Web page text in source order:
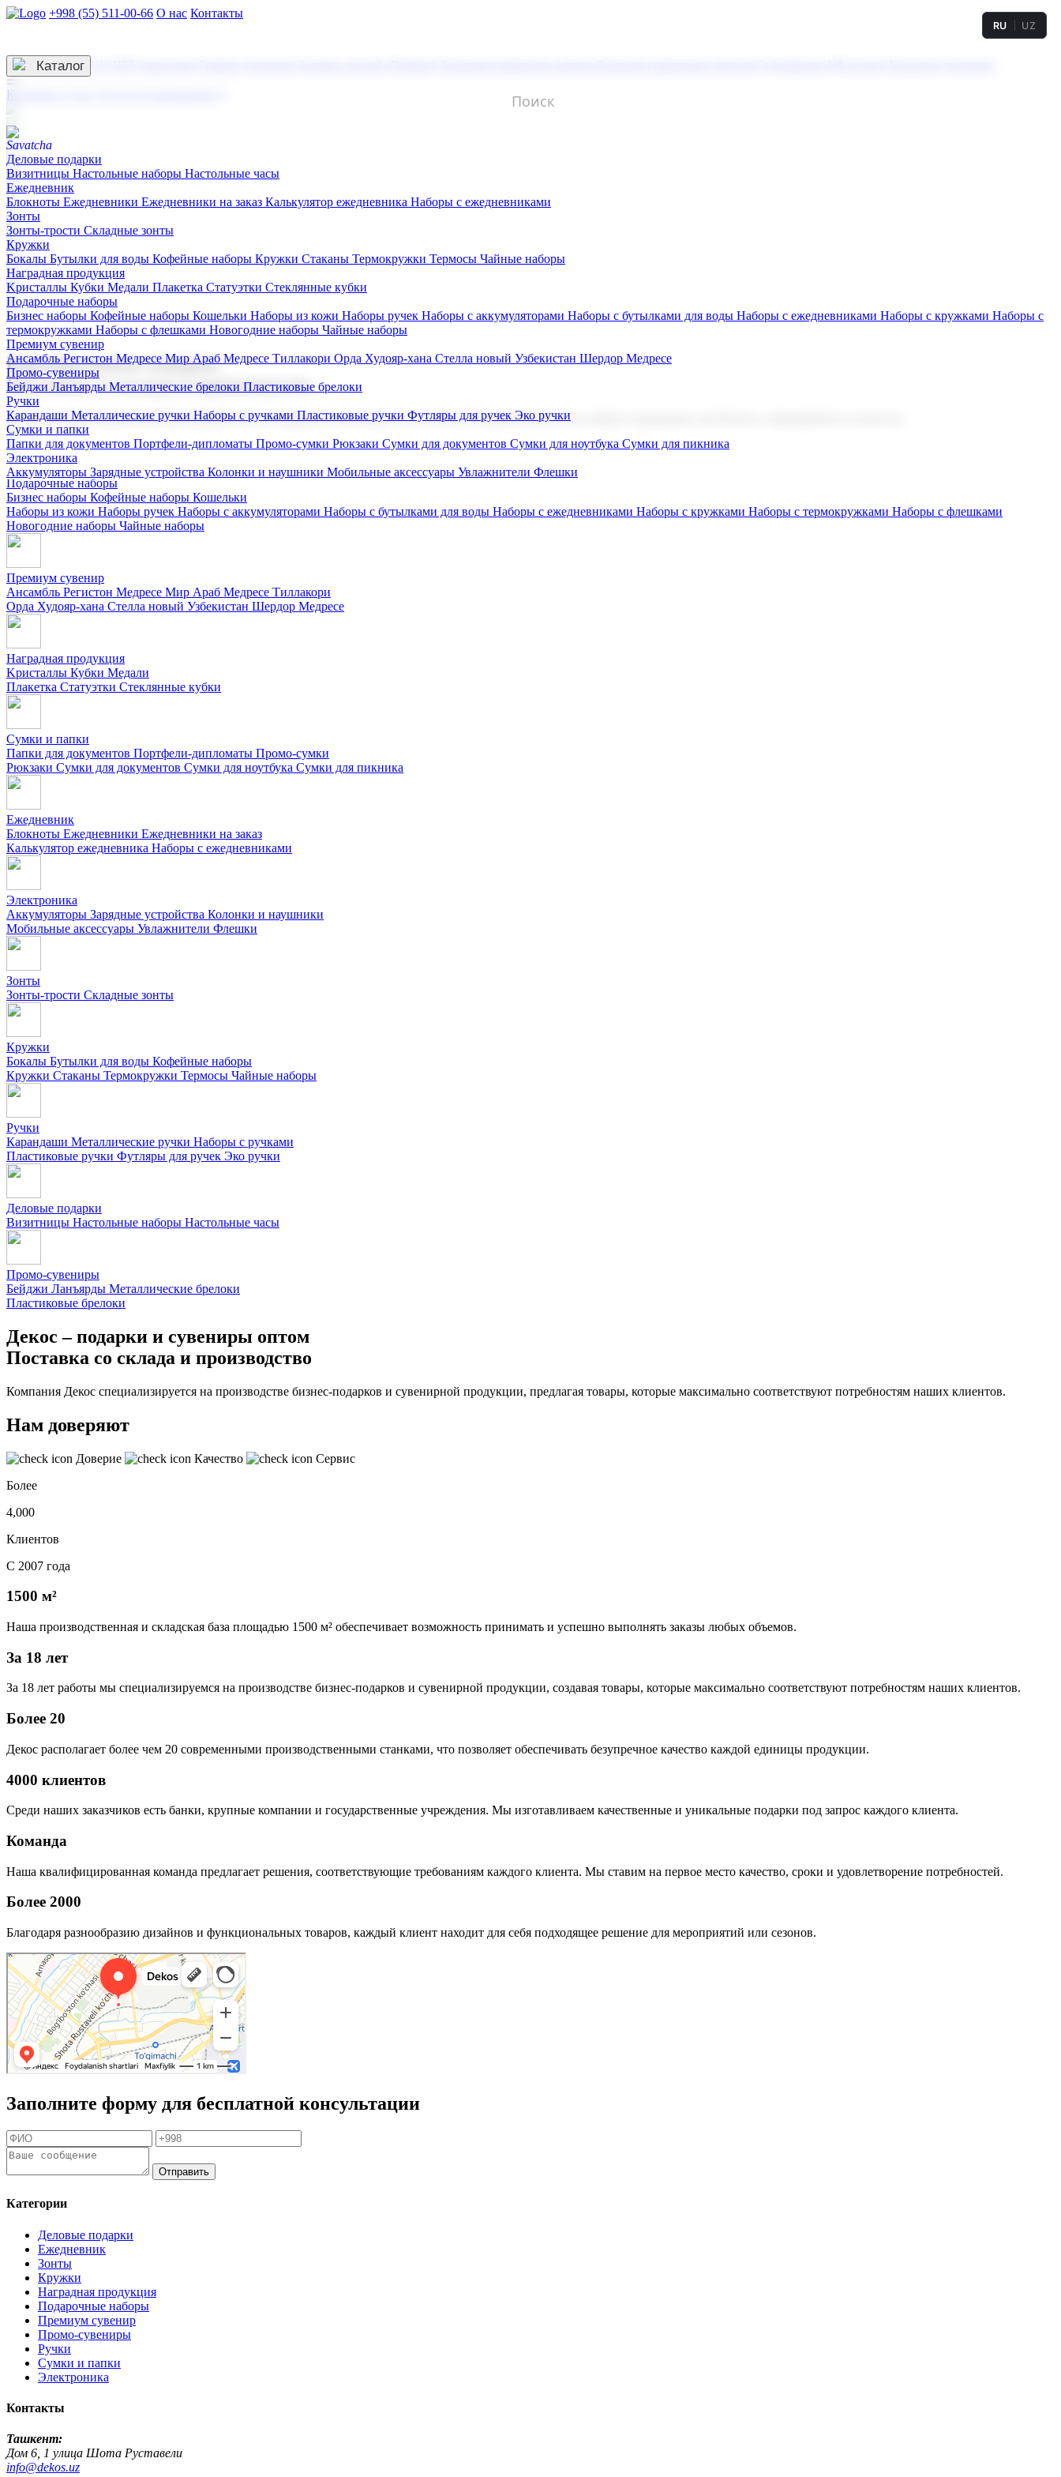
+998 (55) 511-00-66 О нас Контакты
3D гравировка
RU UZ
☰
Контакты
Каталог
Деловые подарки
Визитницы Настольные наборы Настольные часы
Ежедневник
Блокноты Ежедневники Ежедневники на заказ Калькулятор ежедневника Наборы с ежедневниками
Зонты
Зонты-трости Складные зонты
Кружки
Бокалы Бутылки для воды Кофейные наборы Кружки Стаканы Термокружки Термосы Чайные наборы
Наградная продукция
Kристаллы Кубки Медали Плакетка Статуэтки Стеклянные кубки
Подарочные наборы
Бизнес наборы Кофейные наборы Кошельки Наборы из кожи Наборы ручек Наборы с аккумуляторами Наборы с бутылками для воды Наборы с ежедневниками Наборы с кружками Наборы с
термокружками Наборы с флешками Новогодние наборы Чайные наборы
Премиум сувенир
Ансамбль Регистон Медресе Мир Араб Медресе Тиллакори Орда Худояр-хана Стелла новый Узбекистан Шердор Медресе
Промо-сувениры
Бейджи Ланъярды Металлические брелоки Пластиковые брелоки
Ручки
Карандаши Металлические ручки Наборы с ручками Пластиковые ручки Футляры для ручек Эко ручки
Сумки и папки
Папки для документов Портфели-дипломаты Промо-сумки Рюкзаки Сумки для документов Сумки для ноутбука Сумки для пикника
Электроника
Аккумуляторы Зарядные устройства Колонки и наушники Мобильные аксессуары Увлажнители Флешки
Корпоративные подарки
Поставка со склада и производство
Мы предлагаем широкий выбор корпоративных подарков и сувениров с логотипом. В нашем каталоге вы найдете продукцию для бизнеса, мероприятия и клиентов.
Подарочные наборы
Бизнес наборы Кофейные наборы Кошельки
Наборы из кожи Наборы ручек Наборы с аккумуляторами Наборы с бутылками для воды Наборы с ежедневниками Наборы с кружками Наборы с термокружками Наборы с флешками
Новогодние наборы Чайные наборы
Премиум сувенир
Ансамбль Регистон Медресе Мир Араб Медресе Тиллакори
Орда Худояр-хана Стелла новый Узбекистан Шердор Медресе
Наградная продукция
Kристаллы Кубки Медали
Плакетка Статуэтки Стеклянные кубки
Сумки и папки
Папки для документов Портфели-дипломаты Промо-сумки
Рюкзаки Сумки для документов Сумки для ноутбука Сумки для пикника
Ежедневник
Блокноты Ежедневники Ежедневники на заказ
Калькулятор ежедневника Наборы с ежедневниками
Электроника
Аккумуляторы Зарядные устройства Колонки и наушники
Мобильные аксессуары Увлажнители Флешки
Зонты
Зонты-трости Складные зонты
Кружки
Бокалы Бутылки для воды Кофейные наборы
Кружки Стаканы Термокружки Термосы Чайные наборы
Ручки
Карандаши Металлические ручки Наборы с ручками
Пластиковые ручки Футляры для ручек Эко ручки
Деловые подарки
Визитницы Настольные наборы Настольные часы
Промо-сувениры
Бейджи Ланъярды Металлические брелоки
Пластиковые брелоки
Декос – подарки и сувениры оптом
Поставка со склада и производство
Компания Декос специализируется на производстве бизнес-подарков и сувенирной продукции, предлагая товары, которые максимально соответствуют потребностям наших клиентов.
Нам доверяют
Доверие Качество
Сервис
Более
4,000
Клиентов
С 2007 года
1500 м²
Наша производственная и складская база площадью 1500 м² обеспечивает возможность принимать и успешно выполнять заказы любых объемов.
За 18 лет
За 18 лет работы мы специализируемся на производстве бизнес-подарков и сувенирной продукции, создавая товары, которые максимально соответствуют потребностям наших клиентов.
Более 20
Декос располагает более чем 20 современными производственными станками, что позволяет обеспечивать безупречное качество каждой единицы продукции.
4000 клиентов
Среди наших заказчиков есть банки, крупные компании и государственные учреждения. Мы изготавливаем качественные и уникальные подарки под запрос каждого клиента.
Команда
Наша квалифицированная команда предлагает решения, соответствующие требованиям каждого клиента. Мы ставим на первое место качество, сроки и удовлетворение потребностей.
Более 2000
Благодаря разнообразию дизайнов и функциональных товаров, каждый клиент находит для себя подходящее решение для мероприятий или сезонов.
Заполните форму для бесплатной консультации
Отправить
Категории
Деловые подарки
Ежедневник
Зонты
Кружки
Наградная продукция
Подарочные наборы
Премиум сувенир
Промо-сувениры
Ручки
Сумки и папки
Электроника
Контакты
Ташкент:
Дом 6, 1 улица Шота Руставели
info@dekos.uz